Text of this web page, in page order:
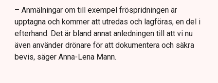
– Anmälningar om till exempel fröspridningen är
upptagna och kommer att utredas och lagföras, en del i
efterhand. Det är bland annat anledningen till att vi nu
även använder drönare för att dokumentera och säkra
bevis, säger Anna-Lena Mann.